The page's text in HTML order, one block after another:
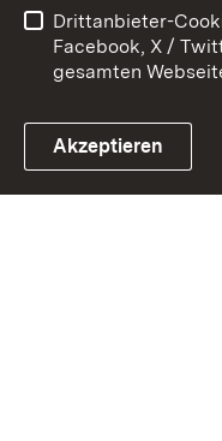
Link zum Landesportal
Impressum
Drittanbieter-
Facebook, X /
gesamten
Akzeptieren